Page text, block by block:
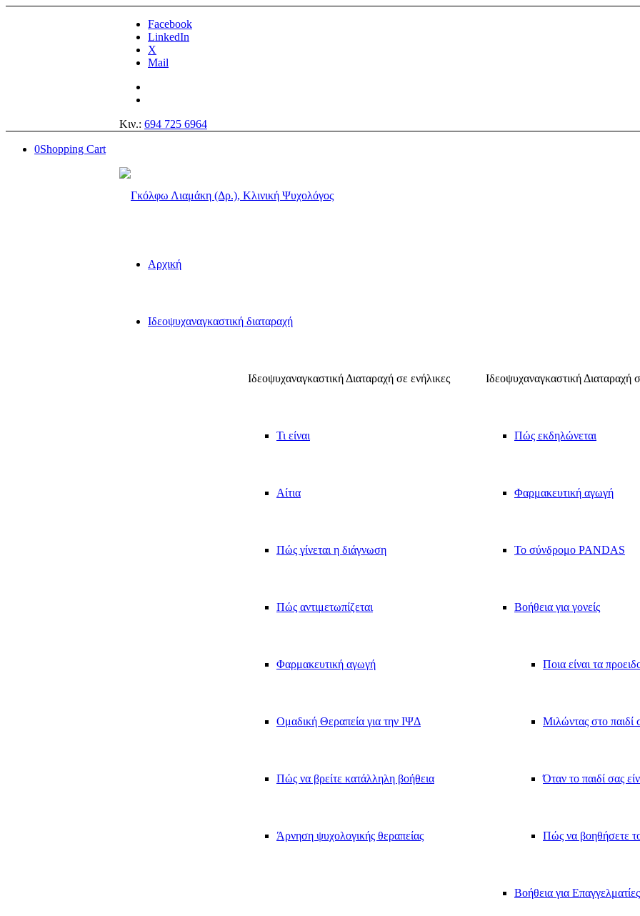
Facebook
LinkedIn
X
Mail
Κιν.: 694 725 6964
0Shopping Cart
Αρχική
Ιδεοψυχαναγκαστική διαταραχή
Ιδεοψυχαναγκαστική Διαταραχή σε ενήλικες
Τι είναι
Αίτια
Πώς γίνεται η διάγνωση
Πώς αντιμετωπίζεται
Φαρμακευτική αγωγή
Ομαδική Θεραπεία για την ΙΨΔ
Πώς να βρείτε κατάλληλη βοήθεια
Άρνηση ψυχολογικής θεραπείας
Ιδεοψυχαναγκαστική Διαταραχή
Πώς εκδηλώνεται
Φαρμακευτική αγωγή
Το σύνδρομο PANDAS
Βοήθεια για γονείς
Ποια είναι τα
Μιλώντας στο παιδί
Όταν το παιδί σας
Πώς να βοηθήσετε
Βοήθεια για